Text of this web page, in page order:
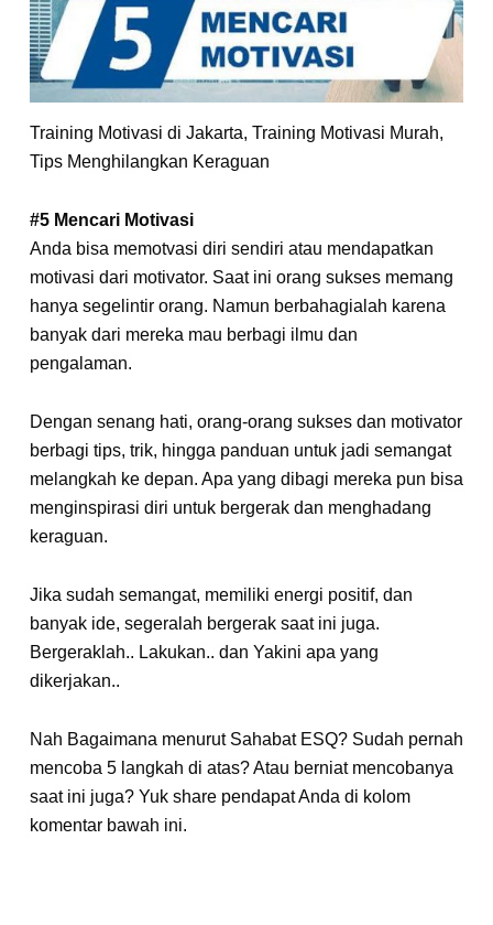
Training Motivasi di Jakarta, Training Motivasi Murah,
Tips Menghilangkan Keraguan
#5 Mencari Motivasi
Anda bisa memotvasi diri sendiri atau mendapatkan
motivasi dari motivator. Saat ini orang sukses memang
hanya segelintir orang. Namun berbahagialah karena
banyak dari mereka mau berbagi ilmu dan
pengalaman.
Dengan senang hati, orang-orang sukses dan motivator
berbagi tips, trik, hingga panduan untuk jadi semangat
melangkah ke depan. Apa yang dibagi mereka pun bisa
menginspirasi diri untuk bergerak dan menghadang
keraguan.
Jika sudah semangat, memiliki energi positif, dan
banyak ide, segeralah bergerak saat ini juga.
Bergeraklah.. Lakukan.. dan Yakini apa yang
dikerjakan..
Nah Bagaimana menurut Sahabat ESQ? Sudah pernah
mencoba 5 langkah di atas? Atau berniat mencobanya
saat ini juga? Yuk share pendapat Anda di kolom
komentar bawah ini.